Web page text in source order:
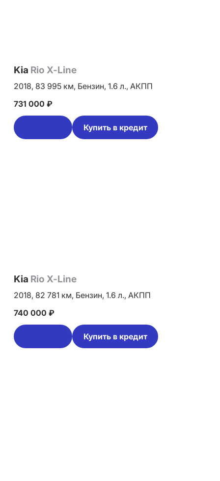
Kia Rio X-Line
2018, 83 995 км, Бензин, 1.6 л., АКПП
731 000 ₽
Купить в кредит
Kia Rio X-Line
2018, 82 781 км, Бензин, 1.6 л., АКПП
740 000 ₽
Купить в кредит